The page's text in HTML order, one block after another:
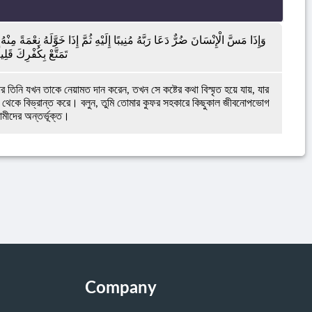
وَإِذَا مَسَّ الْإِنْسَانَ ضُرٌّ دَعَا رَبَّهُ مُنِيبًا إِلَيْهِ ثُمَّ إِذَا خَوَّلَهُ
تَمَتَّعْ بِكُفْرِكَ
যখন তাকে নেয়ামত দান করেন, তখন সে কষ্টের কথা বিস্মৃত হয়ে যায়, যার
বিভ্রান্ত করে। বলুন, তুমি তোমার কুফর সহকারে কিছুকাল জীবনোপভোগ
অন্তর্ভূক্ত।
Company